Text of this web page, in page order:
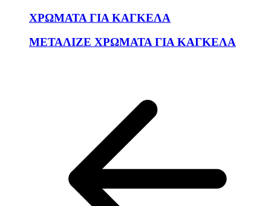
ΧΡΩΜΑΤΑ ΓΙΑ ΚΑΓΚΕΛΑ
ΜΕΤΑΛΙΖΕ ΧΡΩΜΑΤΑ ΓΙΑ ΚΑΓΚΕΛΑ